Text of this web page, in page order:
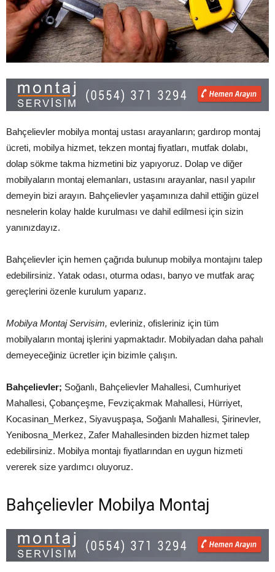
Bahçelievler mobilya montaj ustası arayanların; gardırop montaj
ücreti, mobilya hizmet, tekzen montaj fiyatları, mutfak dolabı,
dolap sökme takma hizmetini biz yapıyoruz. Dolap ve diğer
mobilyaların montaj elemanları, ustasını arayanlar, nasıl yapılır
demeyin bizi arayın. Bahçelievler yaşamınıza dahil ettiğin güzel
nesnelerin kolay halde kurulması ve dahil edilmesi için sizin
yanınızdayız.
Bahçelievler için hemen çağrıda bulunup mobilya montajını talep
edebilirsiniz. Yatak odası, oturma odası, banyo ve mutfak araç
gereçlerini özenle kurulum yaparız.
Mobilya Montaj Servisim, evleriniz, ofisleriniz için tüm
mobilyaların montaj işlerini yapmaktadır. Mobilyadan daha pahalı
demeyeceğiniz ücretler için bizimle çalışın.
Bahçelievler; Soğanlı, Bahçelievler Mahallesi, Cumhuriyet
Mahallesi, Çobançeşme, Fevziçakmak Mahallesi, Hürriyet,
Kocasinan_Merkez, Siyavuşpaşa, Soğanlı Mahallesi, Şirinevler,
Yenibosna_Merkez, Zafer Mahallesinden bizden hizmet talep
edebilirsiniz. Mobilya montajı fiyatlarından en uygun hizmeti
vererek size yardımcı oluyoruz.
Bahçelievler Mobilya Montaj